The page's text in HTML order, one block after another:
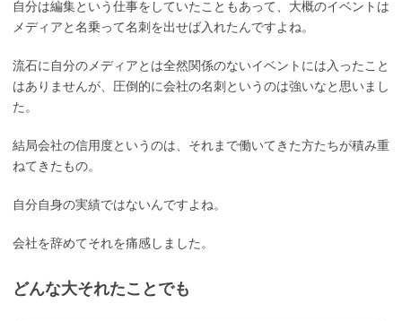
自分は編集という仕事をしていたこともあって、大概のイベントは
メディアと名乗って名刺を出せば入れたんですよね。
流石に自分のメディアとは全然関係のないイベントには入ったこと
はありませんが、圧倒的に会社の名刺というのは強いなと思いまし
た。
結局会社の信用度というのは、それまで働いてきた方たちが積み重
ねてきたもの。
自分自身の実績ではないんですよね。
会社を辞めてそれを痛感しました。
どんな大それたことでも